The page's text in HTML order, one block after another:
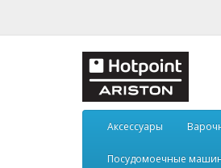
Аксессуары
Посудомоечные